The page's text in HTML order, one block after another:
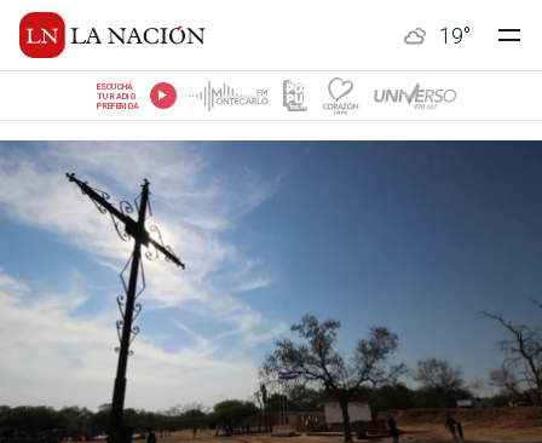
19°
ESCUCHÁ
TU RADIO
PREFERIDA